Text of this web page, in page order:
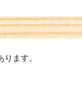
ます。